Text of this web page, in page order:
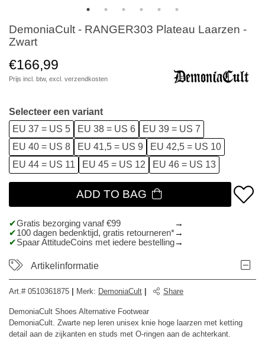
DemoniaCult - RANGER303 Plateau Laarzen -
Zwart
€166,99
Prijs incl. btw, excl. verzendkosten
Selecteer een variant
EU 37 = US 5
EU 38 = US 6
EU 39 = US 7
EU 40 = US 8
EU 41,5 = US 9
EU 42,5 = US 10
EU 44 = US 11
EU 45 = US 12 EU 46 = US 13
ADD TO BAG
Gratis bezorging vanaf €99
100 dagen bedenktijd, gratis retourneren*
Spaar AttitudeCoins met iedere bestelling
Artikelinformatie
Art.# 0510361875 Merk: DemoniaCult Share
DemoniaCult Shoes Alternative Footwear
DemoniaCult. Zwarte nep leren unisex knie hoge laarzen met ketting
detail aan de zijkanten en studs met O-ringen aan de achterkant.